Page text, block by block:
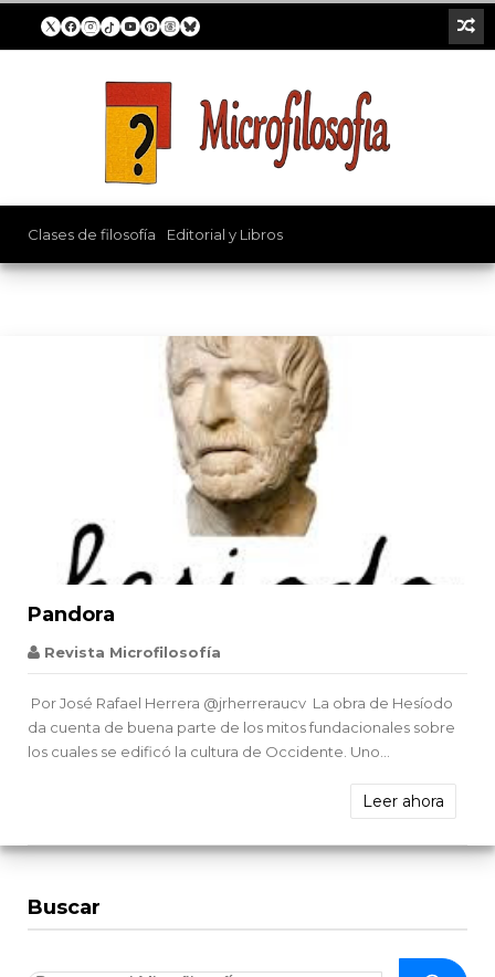
Clases de filosofía Editorial y Libros

Pandora
Revista Microfilosofía
Por José Rafael Herrera @jrherreraucv La obra de Hesíodo
da cuenta de buena parte de los mitos fundacionales sobre
los cuales se edificó la cultura de Occidente. Uno...
Leer ahora
Buscar